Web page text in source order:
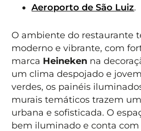
Aeroporto de São Luiz.
O ambiente do restaurante
moderno e vibrante, com
marca Heineken na
um clima despojado e
verdes, os painéis
murais temáticos trazem
urbana e sofisticada. O
bem iluminado e conta